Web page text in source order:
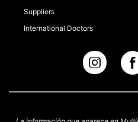
Suppliers
International Doctors